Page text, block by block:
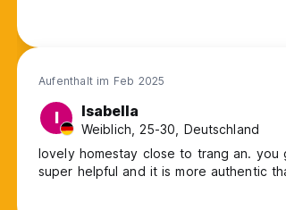
Aufenthalt im Feb 2025
I Isabella
Weiblich, 25-30, Deutschland
lovely homestay close to trang an.
super helpful and it is more authentic